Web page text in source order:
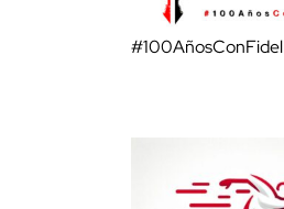
#100AñosConFidel